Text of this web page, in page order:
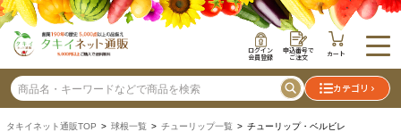
ログイン
会員登録
申込番号で
ご注文 カート
カテゴリ
タキイネット通販TOP > 球根一覧 > チューリップ一覧 > チューリップ・ベルビレ